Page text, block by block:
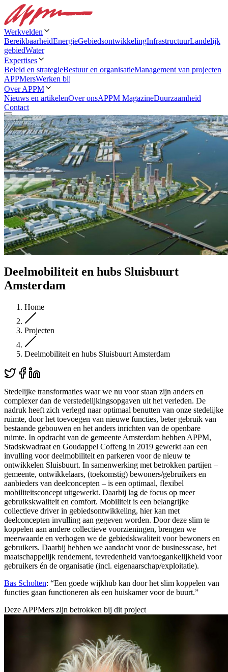
Werkvelden
BereikbaarheidEnergieGebiedsontwikkelingInfrastructuurLandelijk
gebiedWater
Expertises
Beleid en strategieBestuur en organisatieManagement van projecten
APPMersWerken bij
Over APPM
Nieuws en artikelenOver onsAPPM MagazineDuurzaamheid
Contact
Deelmobiliteit en hubs Sluisbuurt
Amsterdam
Home
Projecten
Deelmobiliteit en hubs Sluisbuurt Amsterdam
Stedelijke transformaties waar we nu voor staan zijn anders en
complexer dan de verstedelijkingsopgaven uit het verleden. De
nadruk heeft zich verlegd naar optimaal benutten van onze stedelijke
ruimte, door het toevoegen van nieuwe functies, beter gebruik van
bestaande gebouwen en het anders inrichten van de openbare
ruimte. In opdracht van de gemeente Amsterdam hebben APPM,
Stadskwadraat en Goudappel Coffeng in 2019 gewerkt aan een
invulling voor deelmobiliteit en parkeren voor de nieuw te
ontwikkelen Sluisbuurt. In samenwerking met betrokken partijen –
gemeente, ontwikkelaars, (toekomstig) bewoners/gebruikers en
aanbieders van deelconcepten – is een optimaal, flexibel
mobiliteitsconcept uitgewerkt. Daarbij lag de focus op meer
gebruikskwaliteit en comfort. Mobiliteit is een belangrijke
collectieve driver in gebiedsontwikkeling, hier kan met
deelconcepten invulling aan gegeven worden. Door deze slim te
koppelen aan andere collectieve voorzieningen, brengen we
meerwaarde en verhogen we de gebiedskwaliteit voor bewoners en
gebruikers. Daarbij hebben we aandacht voor de businesscase, het
maatschappelijk rendement, tevredenheid van/toegankelijkheid voor
gebruikers én de organisatie (incl. eigenaarschap/exploitatie).
Bas Scholten: “Een goede wijkhub kan door het slim koppelen van
functies gaan functioneren als een huiskamer voor de buurt.”
Deze APPMers zijn betrokken bij dit project